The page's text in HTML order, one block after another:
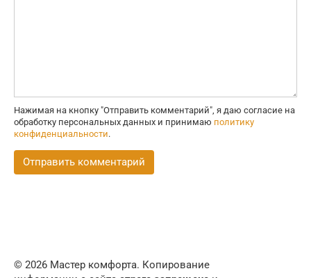
Нажимая на кнопку "Отправить комментарий", я даю согласие на
обработку персональных данных и принимаю политику
конфиденциальности.
© 2026 Мастер комфорта. Копирование